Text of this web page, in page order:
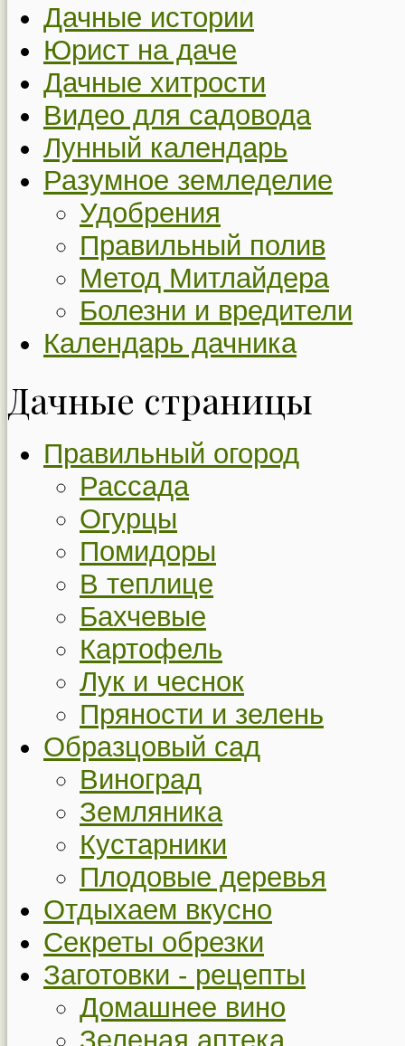
Дачные истории
Юрист на даче
Дачные хитрости
Видео для садовода
Лунный календарь
Разумное земледелие
Удобрения
Правильный полив
Метод Митлайдера
Болезни и вредители
Календарь дачника
Дачные страницы
Правильный огород
Рассада
Огурцы
Помидоры
В теплице
Бахчевые
Картофель
Лук и чеснок
Пряности и зелень
Образцовый сад
Виноград
Земляника
Кустарники
Плодовые деревья
Отдыхаем вкусно
Секреты обрезки
Заготовки - рецепты
Домашнее вино